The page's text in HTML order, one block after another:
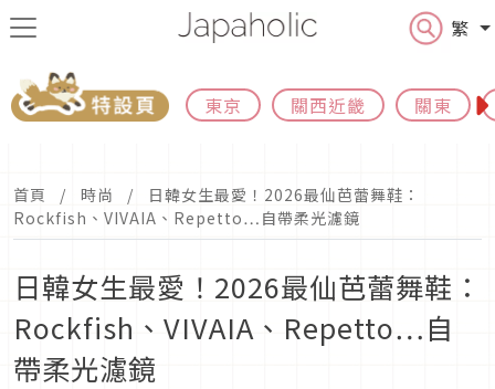
繁
東京 關西近畿 關東
首頁 時尚
日韓女生最愛！2026最仙芭蕾舞鞋：
Rockfish、VIVAIA、Repetto…自帶柔光濾鏡
日韓女生最愛！2026最仙芭蕾舞鞋：
Rockfish、VIVAIA、Repetto…自
帶柔光濾鏡